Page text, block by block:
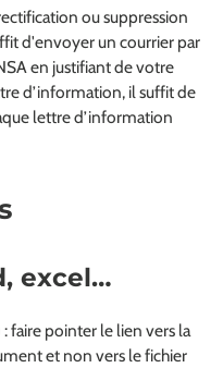
ou suppression
d'envoyer un courrier par
en justifiant de votre
d’information, il suffit de
lettre d’information
excel…
faire pointer le lien vers la
et non vers le fichier